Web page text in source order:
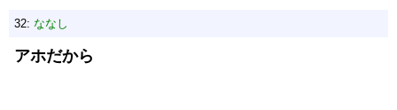
32: ななし
アホだから